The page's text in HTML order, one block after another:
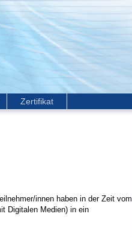
Zertifikat
innen haben in der Zeit vom
Digitalen Medien) in ein